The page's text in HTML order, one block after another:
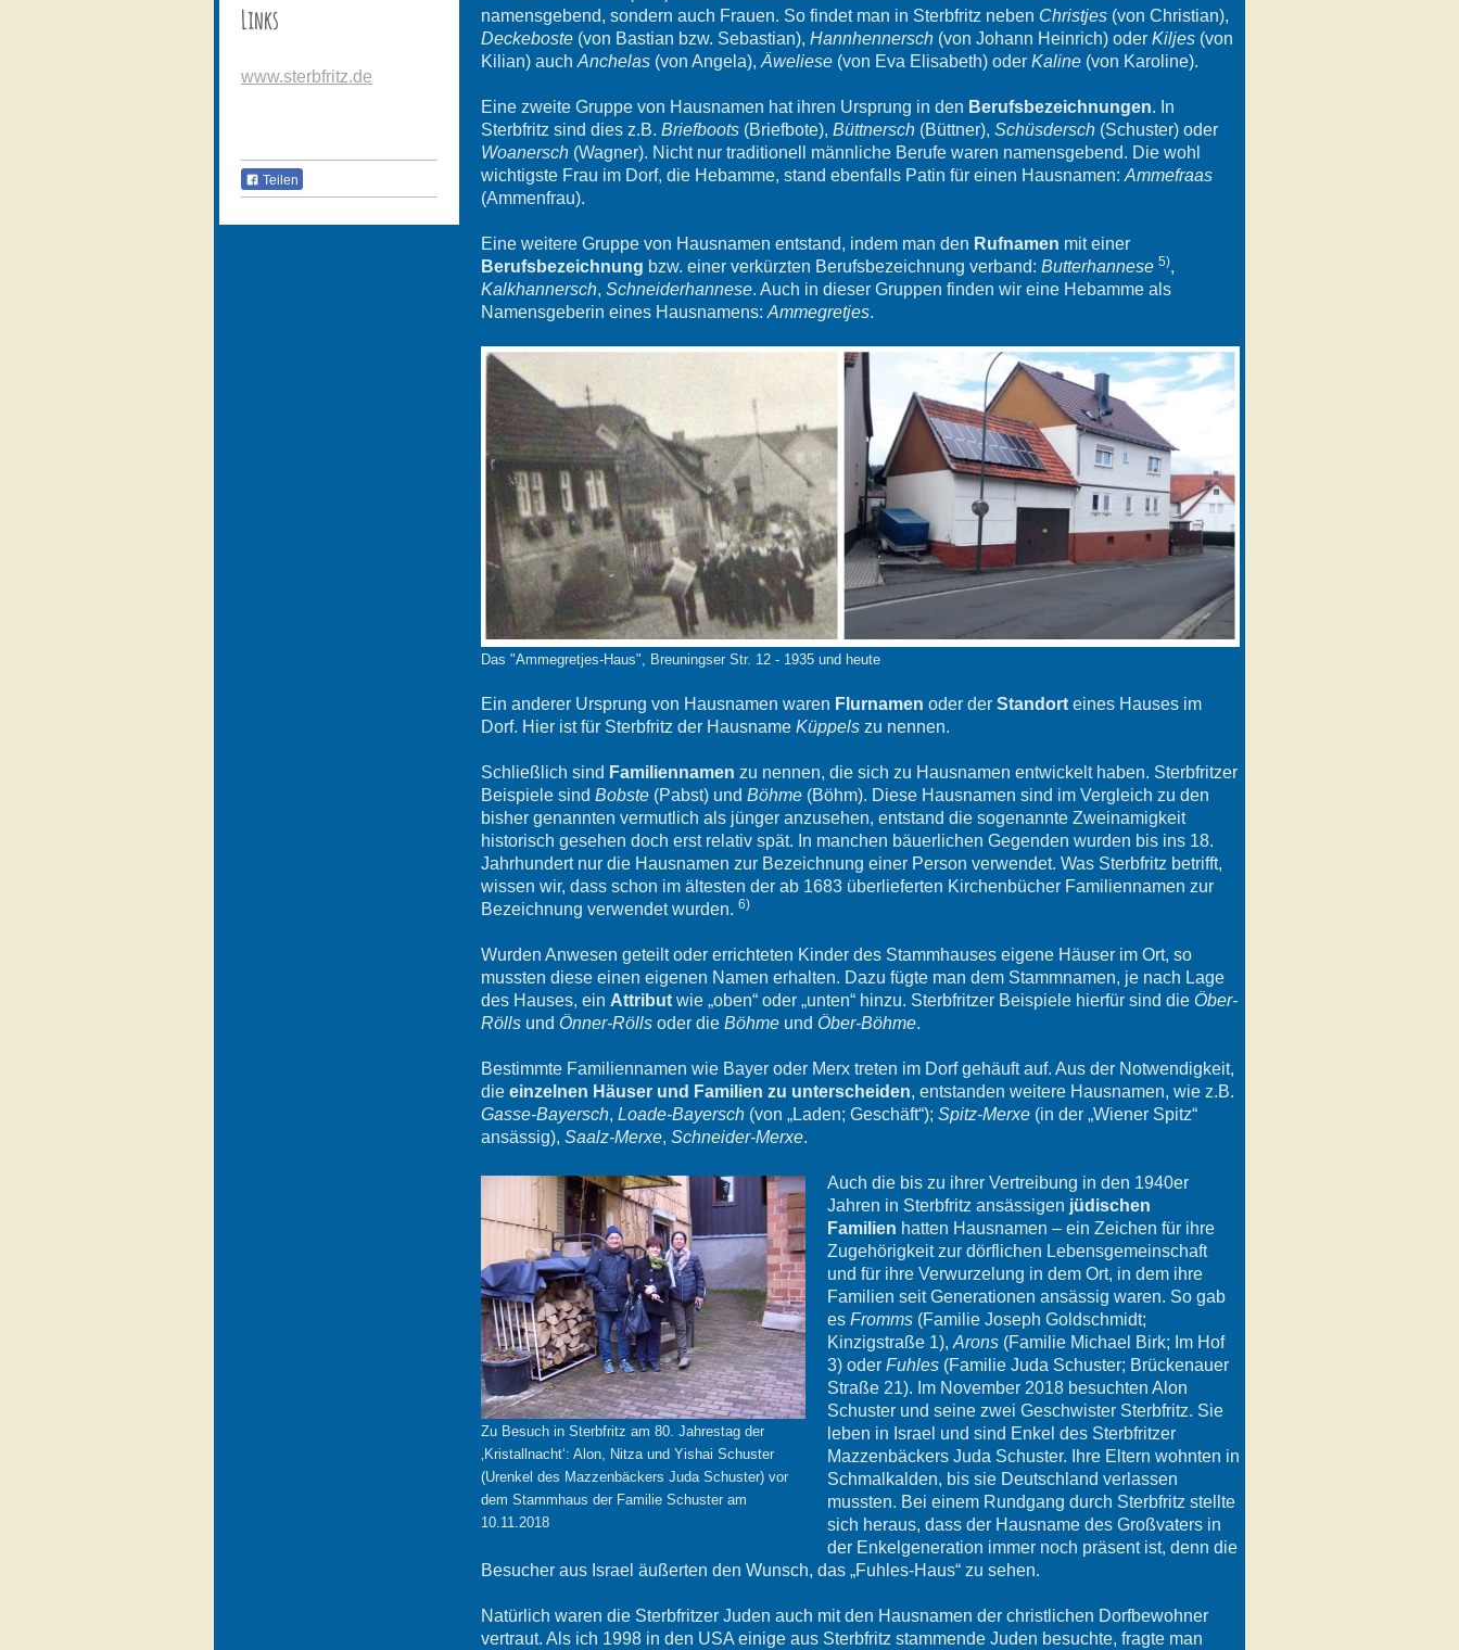
Links
www.sterbfritz.de
Teilen
namensgebend, sondern auch Frauen. So findet man in Sterbfritz neben Christjes(von Christian),
Deckeboste(von Bastian bzw. Sebastian), Hannhennersch(von Johann Heinrich) oder Kiljes(von
Kilian) auch Anchelas(von Angela), Äweliese(von Eva Elisabeth) oder Kaline(von Karoline).
Eine zweite Gruppe von Hausnamen hat ihren Ursprung in den Berufsbezeichnungen. In
Sterbfritz sind dies z.B. Briefboots(Briefbote), Büttnersch(Büttner), Schüsdersch(Schuster) oder
Woanersch(Wagner). Nicht nur traditionell männliche Berufe waren namensgebend. Die wohl
wichtigste Frau im Dorf, die Hebamme, stand ebenfalls Patin für einen Hausnamen: Ammefraas
(Ammenfrau).
Eine weitere Gruppe von Hausnamen entstand, indem man den Rufnamen mit einer
Berufsbezeichnung bzw. einer verkürzten Berufsbezeichnung verband: Butterhannese 5),
Kalkhannersch, Schneiderhannese. Auch in dieser Gruppen finden wir eine Hebamme als
Namensgeberin eines Hausnamens: Ammegretjes.
Das "Ammegretjes-Haus", Breuningser Str. 12 - 1935 und heute
Ein anderer Ursprung von Hausnamen waren Flurnamen oder der Standorteines Hauses im
Dorf. Hier ist für Sterbfritz der Hausname Küppelszu nennen.
Schließlich sind Familiennamen zu nennen, die sich zu Hausnamen entwickelt haben. Sterbfritzer
Beispiele sind Bobste(Pabst) und Böhme(Böhm). Diese Hausnamen sind im Vergleich zu den
bisher genannten vermutlich als jünger anzusehen, entstand die sogenannte Zweinamigkeit
historisch gesehen doch erst relativ spät. In manchen bäuerlichen Gegenden wurden bis ins 18.
Jahrhundert nur die Hausnamen zur Bezeichnung einer Person verwendet. Was Sterbfritz betrifft,
wissen wir, dass schon im ältesten der ab 1683 überlieferten Kirchenbücher Familiennamen zur
Bezeichnung verwendet wurden. 6)
Wurden Anwesen geteilt oder errichteten Kinder des Stammhauses eigene Häuser im Ort, so
mussten diese einen eigenen Namen erhalten. Dazu fügte man dem Stammnamen, je nach Lage
des Hauses, ein Attributwie „oben“ oder „unten“ hinzu. Sterbfritzer Beispiele hierfür sind die Öber-
Röllsund Önner-Röllsoder die Böhmeund Öber-Böhme.
Bestimmte Familiennamen wie Bayer oder Merx treten im Dorf gehäuft auf. Aus der Notwendigkeit,
die einzelnen Häuser und Familien zu unterscheiden, entstanden weitere Hausnamen, wie z.B.
Gasse-Bayersch, Loade-Bayersch(von „Laden; Geschäft“); Spitz-Merxe(in der „Wiener Spitz“
ansässig), Saalz-Merxe, Schneider-Merxe.
Zu Besuch in Sterbfritz am 80. Jahrestag der
‚Kristallnacht‘: Alon, Nitza und Yishai Schuster
(Urenkel des Mazzenbäckers Juda Schuster) vor
dem Stammhaus der Familie Schuster am
10.11.2018
Auch die bis zu ihrer Vertreibung in den 1940er
Jahren in Sterbfritz ansässigen jüdischen
Familien hatten Hausnamen – ein Zeichen für ihre
Zugehörigkeit zur dörflichen Lebensgemeinschaft
und für ihre Verwurzelung in dem Ort, in dem ihre
Familien seit Generationen ansässig waren. So gab
es Fromms(Familie Joseph Goldschmidt;
Kinzigstraße 1), Arons(Familie Michael Birk; Im Hof
3) oder Fuhles(Familie Juda Schuster; Brückenauer
Straße 21). Im November 2018 besuchten Alon
Schuster und seine zwei Geschwister Sterbfritz. Sie
leben in Israel und sind Enkel des Sterbfritzer
Mazzenbäckers Juda Schuster. Ihre Eltern wohnten in
Schmalkalden, bis sie Deutschland verlassen
mussten. Bei einem Rundgang durch Sterbfritz stellte
sich heraus, dass der Hausname des Großvaters in
der Enkelgeneration immer noch präsent ist, denn die
Besucher aus Israel äußerten den Wunsch, das „Fuhles-Haus“ zu sehen.
Natürlich waren die Sterbfritzer Juden auch mit den Hausnamen der christlichen Dorfbewohner
vertraut. Als ich 1998 in den USA einige aus Sterbfritz stammende Juden besuchte, fragte man